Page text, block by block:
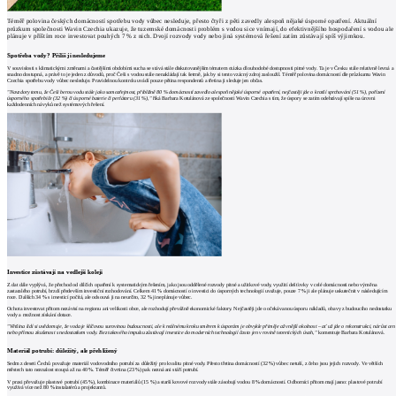
Téměř polovina českých domácností spotřebu vody vůbec nesleduje, přesto čtyři z pěti zavedly alespoň nějaké úsporné opatření. Aktuální
průzkum společnosti Wavin Czechia ukazuje, že tuzemské domácnosti problém s vodou sice vnímají, do efektivnějšího hospodaření s vodou ale
plánuje v příštím roce investovat pouhých 7 % z nich. Dvojí rozvody vody nebo jiná systémová řešení zatím zůstávají spíš výjimkou.
Spotřeba vody? Příliš ji nesledujeme
V souvislosti s klimatickými změnami a častějšími obdobími sucha se stává stále diskutovanějším tématem otázka dlouhodobé dostupnosti pitné vody. Ta je v Česku stále relativně levná a
snadno dostupná, a právě to je jeden z důvodů, proč Češi s vodou stále nenakládají tak šetrně, jak by si tento vzácný zdroj zasloužil. Téměř polovina domácností dle průzkumu Wavin
Czechia spotřebu vody vůbec nesleduje. Pravidelnou kontrolu uvádí pouze pětina respondentů a třetina ji sleduje jen občas.
"Navzdory tomu, že Češi berou vodu stále jako samozřejmost, přibližně 80 % domácností zavedlo alespoň nějaké úsporné opatření, nejčastěji jde o kratší sprchování (51 %), pořízení
úsporného spotřebiče (32 %) či úsporné baterie či perlátoru (31 %),"říká Barbara Kotulánová ze společnosti Wavin Czechia s tím, že úspory se zatím odehrávají spíše na úrovni
každodenních návyků než systémových řešení.
Investice zůstávají na vedlejší koleji
Z dat dále vyplývá, že přechod od dílčích opatření k systematickým řešením, jako jsou oddělené rozvody pitné a užitkové vody, využití dešťovky v celé domácnosti nebo výměna
zastaralého potrubí, brzdí především investiční rozhodování. Celkem 41 % domácností o investici do úsporných technologií uvažuje, pouze 7 % ji ale plánuje uskutečnit v následujícím
roce. Dalších 34 % s investicí počítá, ale odsouvá ji na neurčito, 32 % ji neplánuje vůbec.
Ochota investovat přitom nezávisí na regionu ani velikosti obce, ale rozhodují převážně ekonomické faktory. Nejčastěji jde o očekávanou úsporu nákladů, obavy z budoucího nedostatku
vody a možnost získání dotace.
"Většina lidí si uvědomuje, že voda je klíčovou surovinou budoucnosti, ale k reálnému kroku směrem k úsporám je obvykle přiměje až vnější okolnost – ať už jde o rekonstrukci, nárůst cen
nebo přímou zkušenost s nedostatkem vody. Bez takového impulsu zůstávají investice do moderních technologií často jen v rovině teoretických úvah,"komentuje Barbara Kotulánová.
Materiál potrubí: důležitý, ale přehlížený
Sedm z deseti Čechů považuje materiál vodovodního potrubí za důležitý pro kvalitu pitné vody. Přesto třetina domácností (32 %) vůbec netuší, z čeho jsou jejich rozvody. Ve větších
městech tato neznalost stoupá až na 40 %. Téměř čtvrtina (23 %) pak nezná ani stáří potrubí.
V praxi převažuje plastové potrubí (45 %), kombinace materiálů (15 %) a starší kovové rozvody stále zásobují vodou 8 % domácností. Odborníci přitom mají jasno: plastové potrubí
využívá více než 80 % instalatérů a projektantů.